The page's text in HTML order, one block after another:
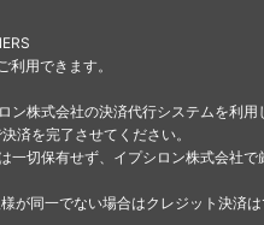
用できます。
ン株式会社の決済代行システムを利
済を完了させてください。
切保有せず、イプシロン株式会社で
が同一でない場合はクレジット決済